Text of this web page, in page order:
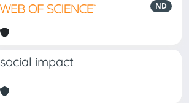
ND
social impact